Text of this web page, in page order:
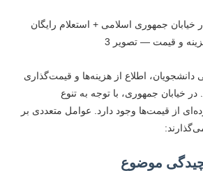
اطلاع از هزینه‌ها و قیمت‌گذاری
جمهوری، با توجه به تنوع
وجود دارد. عوامل متعددی بر
موضوع